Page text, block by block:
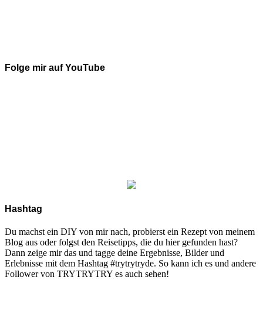
Folge mir auf YouTube
Hashtag
Du machst ein DIY von mir nach, probierst ein Rezept von meinem
Blog aus oder folgst den Reisetipps, die du hier gefunden hast?
Dann zeige mir das und tagge deine Ergebnisse, Bilder und
Erlebnisse mit dem Hashtag #trytrytryde. So kann ich es und andere
Follower von TRYTRYTRY es auch sehen!